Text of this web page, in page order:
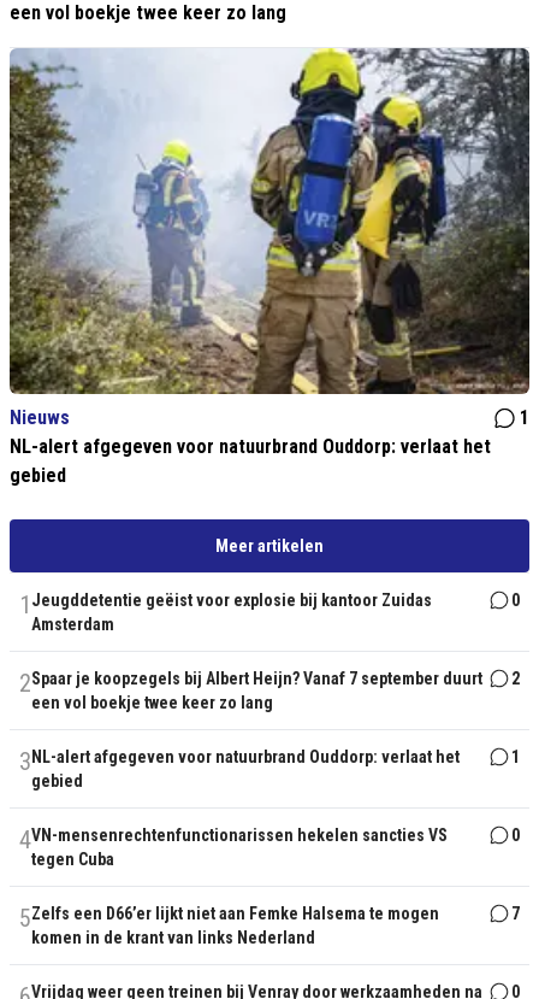
een vol boekje twee keer zo lang
Nieuws
1
NL-alert afgegeven voor natuurbrand Ouddorp: verlaat het
gebied
Meer artikelen
1 Jeugddetentie geëist voor explosie bij kantoor Zuidas
Amsterdam
0
2Spaar je koopzegels bij Albert Heijn? Vanaf 7 september duurt
een vol boekje twee keer zo lang
2
3 NL-alert afgegeven voor natuurbrand Ouddorp: verlaat het
gebied
1
4VN-mensenrechtenfunctionarissen hekelen sancties VS
tegen Cuba
0
5Zelfs een D66’er lijkt niet aan Femke Halsema te mogen
komen in de krant van links Nederland
7
Vrijdag weer geen treinen bij Venray door werkzaamheden na 0